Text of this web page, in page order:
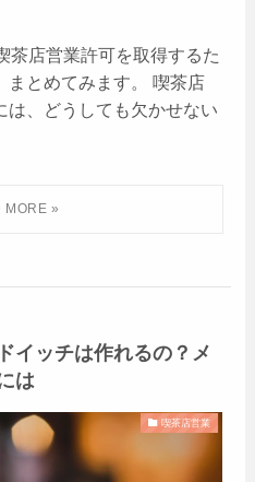
茶店営業許可を取得するた
まとめてみます。 喫茶店
は、どうしても欠かせない
イッチは作れるの？メ
は
喫茶店営業